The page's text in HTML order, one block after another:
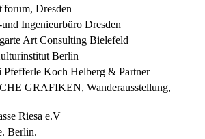
Dresden
Ingenieurbüro Dresden
Art Consulting Bielefeld
Berlin
Pfefferle Koch Helberg & Partner
GRAFIKEN, Wanderausstellung,
Riesa e.V
Berlin.